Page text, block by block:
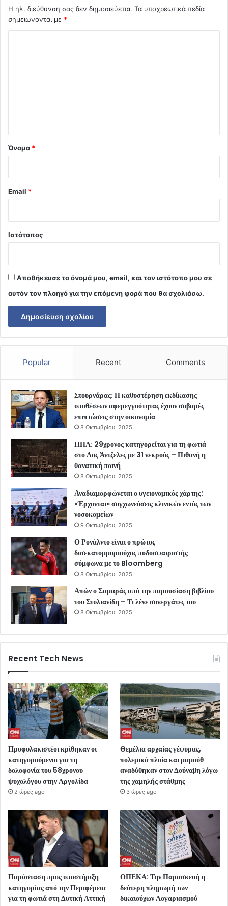
Η ηλ. διεύθυνση σας δεν δημοσιεύεται. Τα υποχρεωτικά πεδία
σημειώνονται με *
Όνομα *
Email *
Ιστότοπος
Αποθήκευσε το όνομά μου, email, και τον ιστότοπο μου σε
αυτόν τον πλοηγό για την επόμενη φορά που θα σχολιάσω.
Popular Recent Comments
Στουρνάρας: Η καθυστέρηση εκδίκασης
υποθέσεων αφερεγγυότητας έχουν σοβαρές
επιπτώσεις στην οικονομία
8 Οκτωβρίου, 2025
ΗΠΑ: 29χρονος κατηγορείται για τη φωτιά
στο Λος Άντζελες με 31 νεκρούς – Πιθανή η
θανατική ποινή
8 Οκτωβρίου, 2025
Αναδιαμορφώνεται ο υγειονομικός χάρτης:
«Έρχονται» συγχωνεύσεις κλινικών εντός των
νοσοκομείων
9 Οκτωβρίου, 2025
Ο Ρονάλντο είναι ο πρώτος
δισεκατομμυριούχος ποδοσφαιριστής
σύμφωνα με το Bloomberg
8 Οκτωβρίου, 2025
Απών ο Σαμαράς από την παρουσίαση βιβλίου
του Στυλιανίδη – Τι λένε συνεργάτες του
8 Οκτωβρίου, 2025
Recent Tech News
Προφυλακιστέοι κρίθηκαν οι
κατηγορούμενοι για τη
δολοφονία του 58χρονου
ψυχολόγου στην Αργολίδα
2 ώρες ago
Θεμέλια αρχαίας γέφυρας,
πολεμικά πλοία και μαμούθ
αναδύθηκαν στον Δούναβη λόγω
της χαμηλής στάθμης
3 ώρες ago
Παράσταση προς υποστήριξη
κατηγορίας από την Περιφέρεια
για τη φωτιά στη Δυτική Αττική
ΟΠΕΚΑ: Την Παρασκευή η
δεύτερη πληρωμή των
δικαιούχων Λογαριασμού